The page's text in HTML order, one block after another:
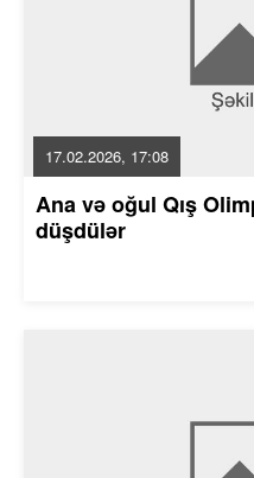
17.02.2026, 17:08
Ana və oğul Qış
düşdülər